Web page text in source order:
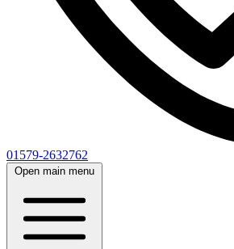
01579-2632762
Open main menu